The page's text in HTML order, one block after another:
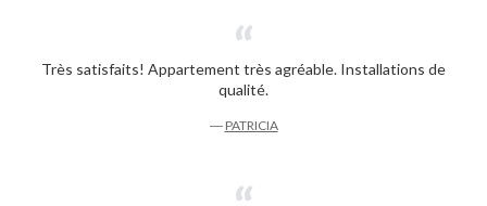
Très satisfaits! Appartement très agréable. Installations de
qualité.
― PATRICIA